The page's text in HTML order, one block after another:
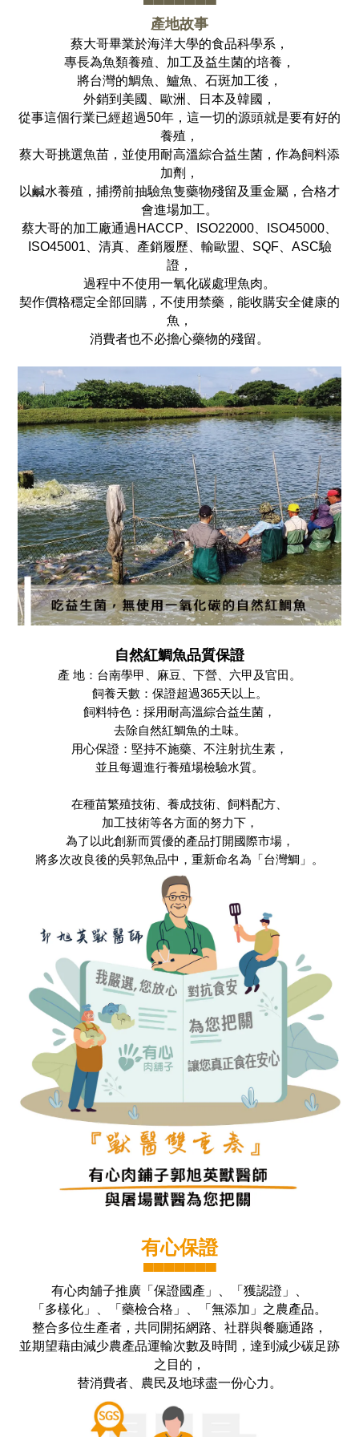
▀▀▀▀▀▀▀
產地故事
蔡大哥畢業於海洋大學的食品科學系，
專長為魚類養殖、加工及益生菌的培養，
將台灣的鯛魚、鱸魚、石斑加工後，
外銷到美國、歐洲、日本及韓國，
從事這個行業已經超過50年，這一切的源頭就是要有好的
養殖，
蔡大哥挑選魚苗，並使用耐高溫綜合益生菌， 作為飼料添
加劑，
以鹹水養殖，捕撈前抽驗魚隻藥物殘留及重金屬，合格才
會進場加工。
蔡大哥的加工廠通過HACCP、ISO22000、ISO45000、
ISO45001、清真、產銷履歷、輸歐盟、SQF、ASC驗
證，
過程中不使用一氧化碳處理魚肉。
契作價格穩定全部回購，不使用禁藥，能收購安全健康的
魚，
消費者也不必擔心藥物的殘留。
自然紅鯛魚品質保證
產 地：台南學甲、麻豆、下營、六甲及官田。
飼養天數：保證超過365天以上。
飼料特色：採用耐高溫綜合益生菌，
去除自然紅鯛魚的土味。
用心保證：堅持不施藥、不注射抗生素，
並且每週進行養殖場檢驗水質。
在種苗繁殖技術、養成技術、飼料配方、
加工技術等各方面的努力下，
為了以此創新而質優的產品打開國際市場，
將多次改良後的吳郭魚品中，重新命名為「台灣鯛」。
有心保證
▀▀▀▀▀▀▀
有心肉舖子推廣「保證國產」、「獲認證」、
「多樣化」、「藥檢合格」、「無添加」之農產品。
整合多位生產者，共同開拓網路、社群與餐廳通路，
並期望藉由減少農產品運輸次數及時間，達到減少碳足跡
之目的，
替消費者、農民及地球盡一份心力。